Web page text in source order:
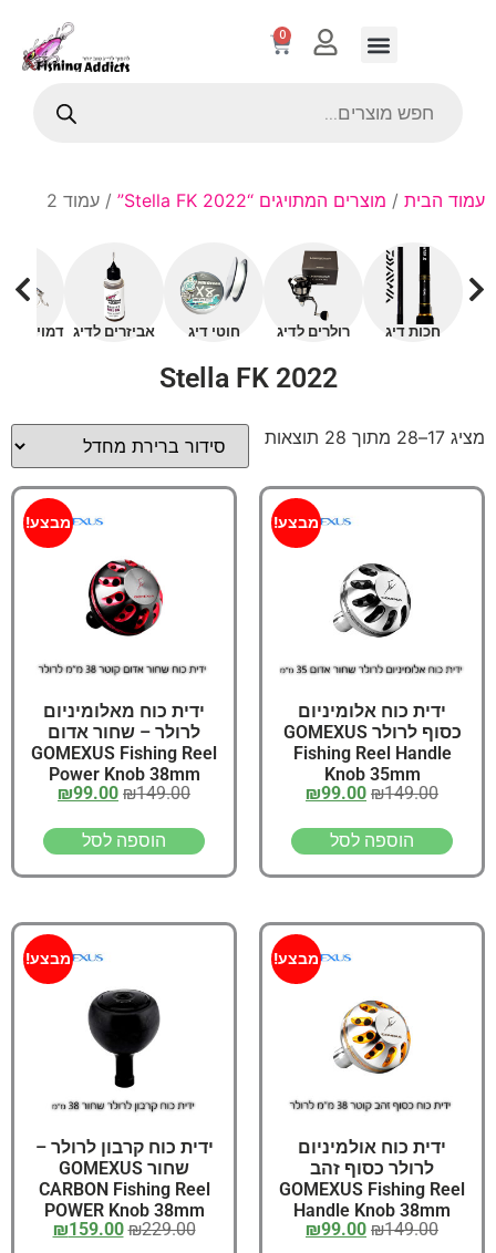
0
עמוד הבית / מוצרים המתויגים “Stella FK 2022” / עמוד 2
חכות דיג רולרים לדיג חוטי דיג אביזרים לדיג דמויים
Stella FK 2022
מציג 17–28 מתוך 28 תוצאות
מבצע!
ידית כוח אלומיניום
כסוף לרולר GOMEXUS
Fishing Reel Handle
Knob 35mm
₪149.00
₪99.00
הוספה לסל
מבצע!
ידית כוח מאלומיניום
לרולר – שחור אדום
GOMEXUS Fishing Reel
Power Knob 38mm
₪149.00
₪99.00
הוספה לסל
מבצע!
ידית כוח אולמיניום
לרולר כסוף זהב
GOMEXUS Fishing Reel
Handle Knob 38mm
₪149.00
₪99.00
מבצע!
ידית כוח קרבון לרולר –
שחור GOMEXUS
CARBON Fishing Reel
POWER Knob 38mm
₪229.00
₪159.00